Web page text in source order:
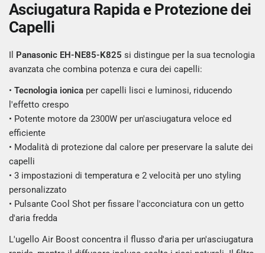
Asciugatura Rapida e Protezione dei
Capelli
Il Panasonic EH-NE85-K825 si distingue per la sua tecnologia
avanzata che combina potenza e cura dei capelli:
•Tecnologia ionica per capelli lisci e luminosi, riducendo
l'effetto crespo
• Potente motore da 2300W per un'asciugatura veloce ed
efficiente
• Modalità di protezione dal calore per preservare la salute dei
capelli
• 3 impostazioni di temperatura e 2 velocità per uno styling
personalizzato
• Pulsante Cool Shot per fissare l'acconciatura con un getto
d'aria fredda
L'ugello Air Boost concentra il flusso d'aria per un'asciugatura